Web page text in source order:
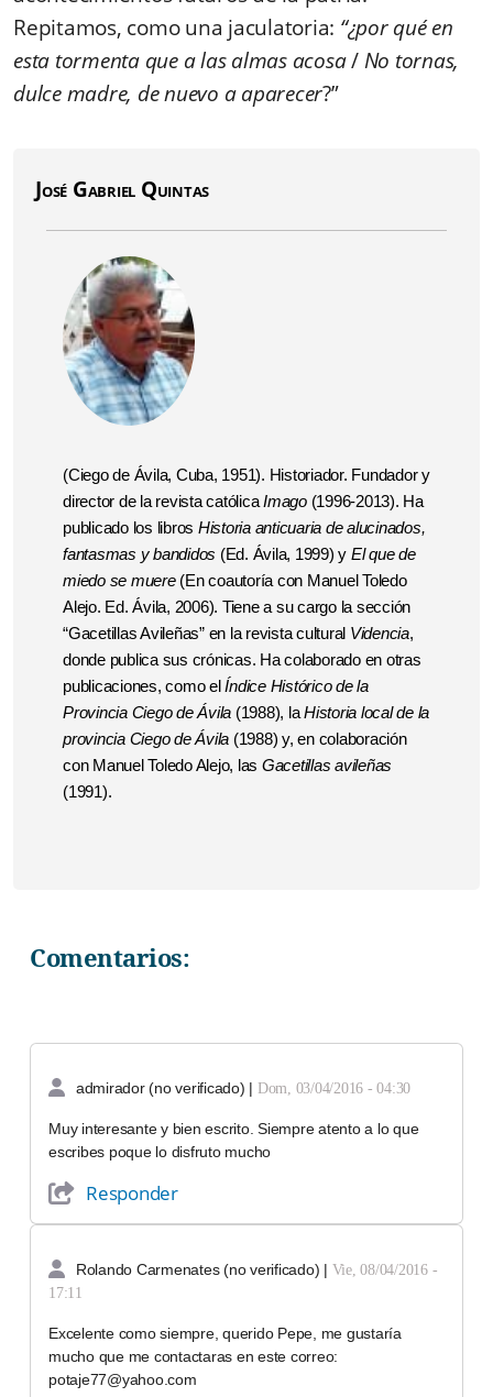
Repitamos, como una jaculatoria: “¿por qué en
esta tormenta que a las almas acosa/No tornas,
dulce madre, de nuevo a aparecer?”
José Gabriel Quintas
(Ciego de Ávila, Cuba, 1951). Historiador. Fundador y
director de la revista católicaImago (1996-2013). Ha
publicado los libros Historia anticuaria de alucinados,
fantasmas y bandidos (Ed. Ávila, 1999) y El que de
miedo se muere(En coautoría con Manuel Toledo
Alejo. Ed. Ávila, 2006). Tiene a su cargo la sección
“Gacetillas Avileñas” en la revista cultural Videncia,
donde publica sus crónicas. Ha colaborado en otras
publicaciones, como elÍndice Histórico de la
Provincia Ciego de Ávila (1988), laHistoria local de la
provincia Ciego de Ávila (1988) y, en colaboración
con Manuel Toledo Alejo, las Gacetillas avileñas
(1991).
Comentarios:
admirador (no verificado) Dom, 03/04/2016 - 04:30
Muy interesante y bien escrito. Siempre atento a lo que
escribes poque lo disfruto mucho
Responder
Rolando Carmenates (no verificado)
Vie, 08/04/2016 -
17:11
Excelente como siempre, querido Pepe, me gustaría
mucho que me contactaras en este correo:
potaje77@yahoo.com